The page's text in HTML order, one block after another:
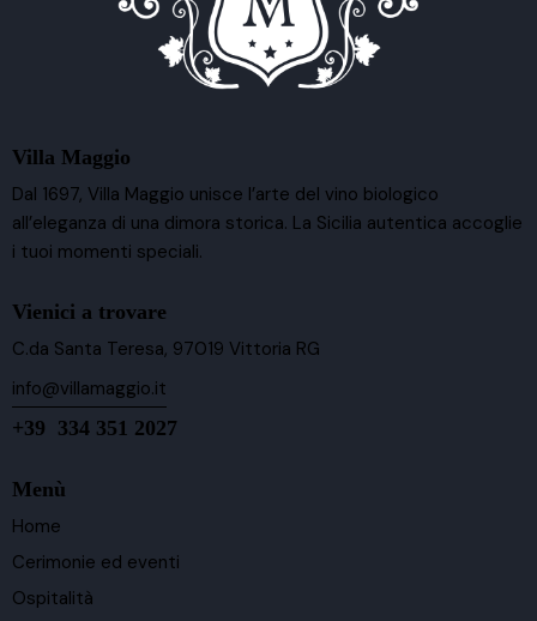
Villa Maggio
Dal 1697, Villa Maggio unisce l’arte del vino biologico
all’eleganza di una dimora storica. La Sicilia autentica accoglie
i tuoi momenti speciali.
Vienici a trovare
C.da Santa Teresa, 97019 Vittoria RG
info@villamaggio.it
+39 334 351 2027
Menù
Home
Cerimonie ed eventi
Ospitalità